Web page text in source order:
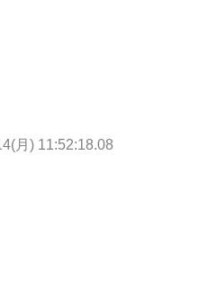
月) 11:52:18.08